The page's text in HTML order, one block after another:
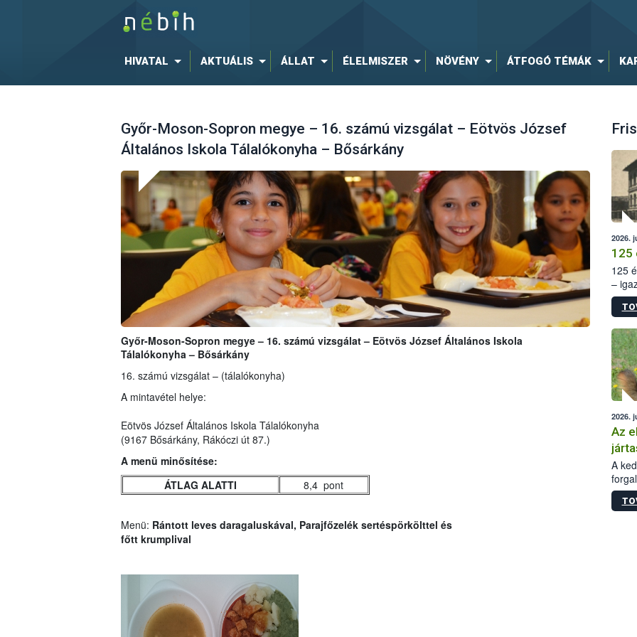
HIVATAL AKTUÁLIS ÁLLAT ÉLELMISZER NÖVÉNY ÁTFOGÓ TÉMÁK
Győr-Moson-Sopron megye – 16. számú vizsgálat – Eötvös József
Általános Iskola Tálalókonyha – Bősárkány
Győr-Moson-Sopron megye – 16. számú vizsgálat – Eötvös József Általános Iskola
Tálalókonyha – Bősárkány
16. számú vizsgálat – (tálalókonyha)
A mintavétel helye:
Eötvös József Általános Iskola Tálalókonyha
(9167 Bősárkány, Rákóczi út 87.)
A menü minősítése:
ÁTLAG ALATTI
8,4 pont
Menü: Rántott leves daragaluskával, Parajfőzelék sertéspörkölttel és
főtt krumplival
2026.
125
125
–
15.
2026.
Az
A